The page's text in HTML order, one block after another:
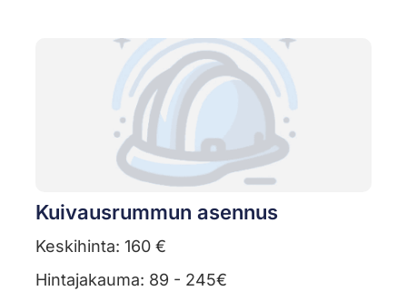
Kuivausrummun asennus
Keskihinta: 160 €
Hintajakauma: 89 - 245€